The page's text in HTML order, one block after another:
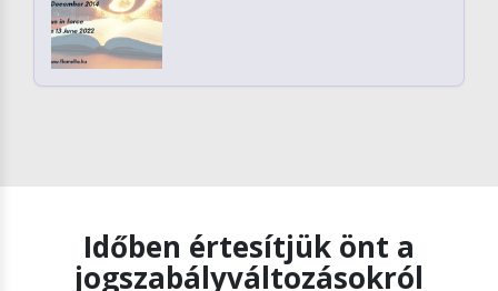
Időben értesítjük önt a
jogszabályváltozásokról